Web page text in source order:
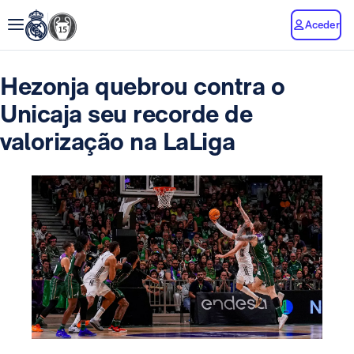
Aceder
Hezonja quebrou contra o
Unicaja seu recorde de
valorização na LaLiga